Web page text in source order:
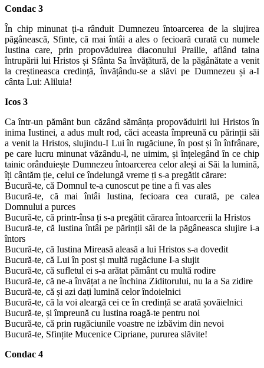
Condac 3
În chip minunat ți-a rânduit Dumnezeu întoarcerea de la slujirea
păgânească, Sfinte, că mai întâi a ales o fecioară curată cu numele
Iustina care, prin propovăduirea diaconului Prailie, aflând taina
întrupării lui Hristos și Sfânta Sa învățătură, de la păgânătate a venit
la creștineasca credință, învățându-se a slăvi pe Dumnezeu și a-I
cânta Lui: Aliluia!
Icos 3
Ca într-un pământ bun căzând sămânța propovăduirii lui Hristos în
inima Iustinei, a adus mult rod, căci aceasta împreună cu părinții săi
a venit la Hristos, slujindu-I Lui în rugăciune, în post și în înfrânare,
pe care lucru minunat văzându-l, ne uimim, și înțelegând în ce chip
tainic orânduiește Dumnezeu întoarcerea celor aleși ai Săi la lumină,
îți cântăm ție, celui ce îndelungă vreme ți s-a pregătit cărare:
Bucură-te, că Domnul te-a cunoscut pe tine a fi vas ales
Bucură-te, că mai întâi Iustina, fecioara cea curată, pe calea
Domnului a purces
Bucură-te, că printr-însa ți s-a pregătit cărarea întoarcerii la Hristos
Bucură-te, că Iustina întâi pe părinții săi de la păgâneasca slujire i-a
întors
Bucură-te, că Iustina Mireasă aleasă a lui Hristos s-a dovedit
Bucură-te, că Lui în post și multă rugăciune I-a slujit
Bucură-te, că sufletul ei s-a arătat pământ cu multă rodire
Bucură-te, că ne-a învățat a ne închina Ziditorului, nu la a Sa zidire
Bucură-te, că și azi dați lumină celor îndoielnici
Bucură-te, că la voi aleargă cei ce în credință se arată șovăielnici
Bucură-te, și împreună cu Iustina roagă-te pentru noi
Bucură-te, că prin rugăciunile voastre ne izbăvim din nevoi
Bucură-te, Sfințite Mucenice Cipriane, pururea slăvite!
Condac 4